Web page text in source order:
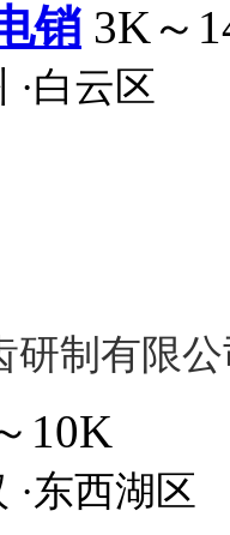
销 3K～
·白云区
研制有限
10K
·东西湖区